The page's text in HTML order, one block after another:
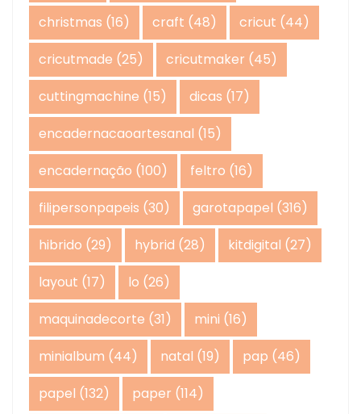
christmas (16) craft (48) cricut (44)
cricutmade (25) cricutmaker (45)
cuttingmachine (15) dicas (17)
encadernacaoartesanal (15)
encadernação (100) feltro (16)
filipersonpapeis (30) garotapapel (316)
hibrido (29) hybrid (28) kitdigital (27)
layout (17) lo (26)
maquinadecorte (31) mini (16)
minialbum (44) natal (19) pap (46)
papel (132) paper (114)